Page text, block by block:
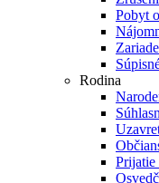
Pobyt
Rodina
Prijatie